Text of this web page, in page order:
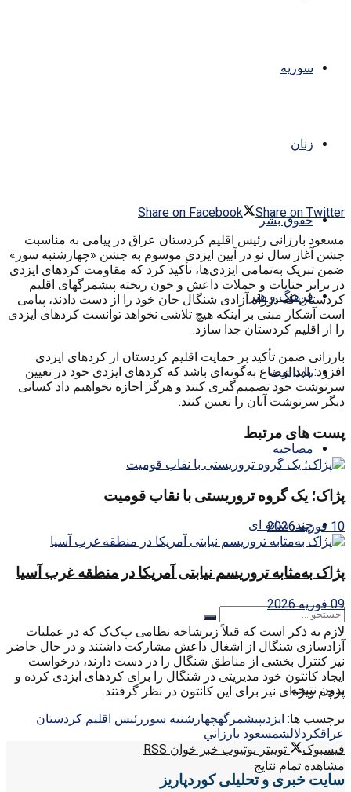
سوریه
زنان
حقوق بشر
فرهنگ و هنر
یادداشت
مصاحبه
چندرسانه ای
بدون نتیجه
مشاهده تمام نتایج
Share on Facebook
Share on Twitter
مسعود بارزانی رئیس اقلیم کردستان عراق در پیامی به‌ مناسبت
جشن آغاز سال نو در آیین ایزدی موسوم به‌ جشن «چهارشنبه سور»
ضمن تبریک به‌تمامی ایزدی‌ها، تأکید کرد که‌ مقاومت کردهای ایزدی
در برابر جنایات و حملات داعش و خون ریخته‌ پیشمرگهای اقلیم
کردستان که‌ درراه آزادی شنگال جان خود را از دست دادند، پیامی
است آشکار مبنی بر اینکه‌ هیچ تلاشی نخواهد توانست کردهای ایزدی
را از اقلیم کردستان جدا سازد.
بارزانی ضمن تأکید بر حمایت اقلیم کردستان از کردهای ایزدی
افزود: باید اوضاع به‌گونه‌ای باشد که‌ کردهای ایزدی خود در تعیین
سرنوشت خود تصمیم‌گیری کنند و هرگز اجازه‌ نخواهیم داد کسانی
دیگر سرنوشت آنان را تعیین کنند.
پست های مرتبط
پژاک؛ یک گروه تروریستی با نقاب قومیت
10 فوریه 2026
پژاک به‌مثابه تروریسم نیابتی آمریکا در منطقه غرب آسیا
09 فوریه 2026
لازم به‌ ذکر است که‌ قبلاً زیرشاخه نظامی پ‌ک‌ک که‌ در عملیات
آزادسازی شنگال از اشغال داعش مشارکت داشتند و در حال حاضر
نیز کنترل بخشی از مناطق شنگال را در دست دارند، درخواست
ایجاد کانتون خود مدیریتی در شنگال را برای کردهای ایزدی کرده‌ و
پرچم ویژه‌ای نیز برای این کانتون در نظر گرفتند.
برچسب ها: ايزديپيشمرگهچهارشنبه سور رئيس اقليم كردستان
عراقكردلالشمسعود بارزاني
فیسبوک
توییتر یوتیوب خبر خوان RSS
سایت خبری و تحلیلی کوردپاریز